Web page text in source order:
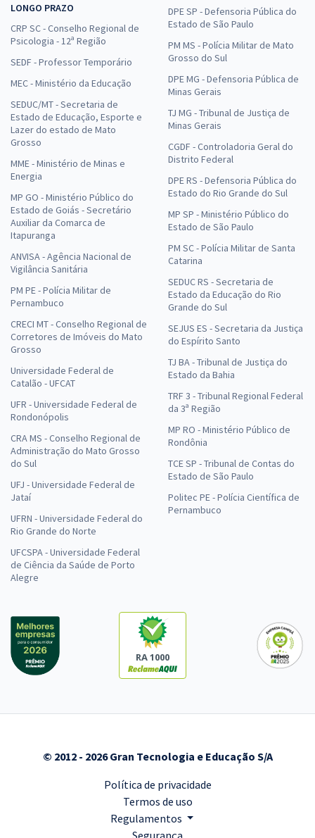
LONGO PRAZO
CRP SC - Conselho Regional de
Psicologia - 12ª Região
SEDF - Professor Temporário
MEC - Ministério da Educação
SEDUC/MT - Secretaria de
Estado de Educação, Esporte e
Lazer do estado de Mato
Grosso
MME - Ministério de Minas e
Energia
MP GO - Ministério Público do
Estado de Goiás - Secretário
Auxiliar da Comarca de
Itapuranga
ANVISA - Agência Nacional de
Vigilância Sanitária
PM PE - Polícia Militar de
Pernambuco
CRECI MT - Conselho Regional de
Corretores de Imóveis do Mato
Grosso
Universidade Federal de
Catalão - UFCAT
UFR - Universidade Federal de
Rondonópolis
CRA MS - Conselho Regional de
Administração do Mato Grosso
do Sul
UFJ - Universidade Federal de
Jataí
UFRN - Universidade Federal do
Rio Grande do Norte
UFCSPA - Universidade Federal
de Ciência da Saúde de Porto
Alegre
DPE SP - Defensoria Pública do
Estado de São Paulo
PM MS - Polícia Militar de Mato
Grosso do Sul
DPE MG - Defensoria Pública de
Minas Gerais
TJ MG - Tribunal de Justiça de
Minas Gerais
CGDF - Controladoria Geral do
Distrito Federal
DPE RS - Defensoria Pública do
Estado do Rio Grande do Sul
MP SP - Ministério Público do
Estado de São Paulo
PM SC - Polícia Militar de Santa
Catarina
SEDUC RS - Secretaria de
Estado da Educação do Rio
Grande do Sul
SEJUS ES - Secretaria da Justiça
do Espírito Santo
TJ BA - Tribunal de Justiça do
Estado da Bahia
TRF 3 - Tribunal Regional Federal
da 3ª Região
MP RO - Ministério Público de
Rondônia
TCE SP - Tribunal de Contas do
Estado de São Paulo
Politec PE - Polícia Científica de
Pernambuco
RA 1000
© 2012 - 2026 Gran Tecnologia e Educação S/A
Política de privacidade
Termos de uso
Regulamentos
Segurança